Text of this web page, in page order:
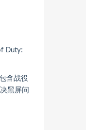
Duty: